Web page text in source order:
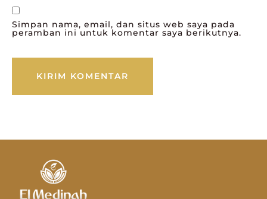
Simpan nama, email, dan situs web saya pada
peramban ini untuk komentar saya berikutnya.